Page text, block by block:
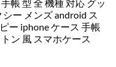
帳 型 全 機種 対応 グッ
ー メンズ android ス
ー iphone ケース 手帳
ン 風 スマホケース